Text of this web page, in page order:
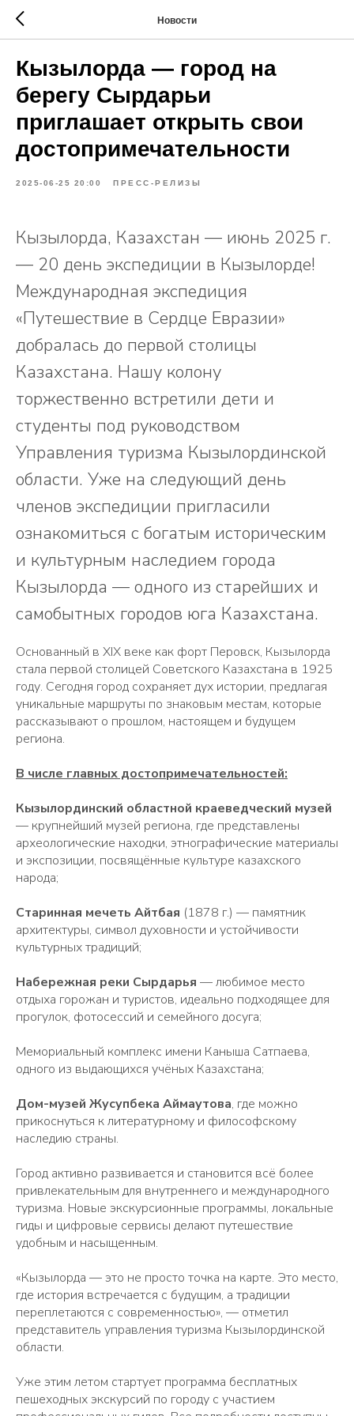
Новости
Кызылорда — город на
берегу Сырдарьи
приглашает открыть свои
достопримечательности
2025-06-25 20:00 ПРЕСС-РЕЛИЗЫ
Кызылорда, Казахстан — июнь 2025 г.
— 20 день экспедиции в Кызылорде!
Международная экспедиция
«Путешествие в Сердце Евразии»
добралась до первой столицы
Казахстана. Нашу колону
торжественно встретили дети и
студенты под руководством
Управления туризма Кызылординской
области. Уже на следующий день
членов экспедиции пригласили
ознакомиться с богатым историческим
и культурным наследием города
Кызылорда — одного из старейших и
самобытных городов юга Казахстана.
Основанный в XIX веке как форт Перовск, Кызылорда
стала первой столицей Советского Казахстана в 1925
году. Сегодня город сохраняет дух истории, предлагая
уникальные маршруты по знаковым местам, которые
рассказывают о прошлом, настоящем и будущем
региона.
В числе главных достопримечательностей:
Кызылординский областной краеведческий музей
— крупнейший музей региона, где представлены
археологические находки, этнографические материалы
и экспозиции, посвящённые культуре казахского
народа;
Старинная мечеть Айтбая (1878 г.) — памятник
архитектуры, символ духовности и устойчивости
культурных традиций;
Набережная реки Сырдарья — любимое место
отдыха горожан и туристов, идеально подходящее для
прогулок, фотосессий и семейного досуга;
Мемориальный комплекс имени Каныша Сатпаева,
одного из выдающихся учёных Казахстана;
Дом-музей Жусупбека Аймаутова, где можно
прикоснуться к литературному и философскому
наследию страны.
Город активно развивается и становится всё более
привлекательным для внутреннего и международного
туризма. Новые экскурсионные программы, локальные
гиды и цифровые сервисы делают путешествие
удобным и насыщенным.
«Кызылорда — это не просто точка на карте. Это место,
где история встречается с будущим, а традиции
переплетаются с современностью», — отметил
представитель управления туризма Кызылординской
области.
Уже этим летом стартует программа бесплатных
пешеходных экскурсий по городу с участием